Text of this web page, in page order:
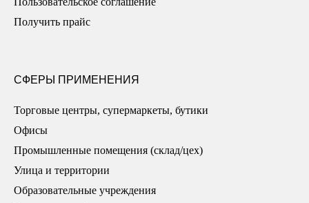
Получить прайс
СФЕРЫ ПРИМЕНЕНИЯ
Торговые центры, супермаркеты, бутики
Офисы
Промышленные помещения (склад/цех)
Улица и территории
Образовательные учреждения